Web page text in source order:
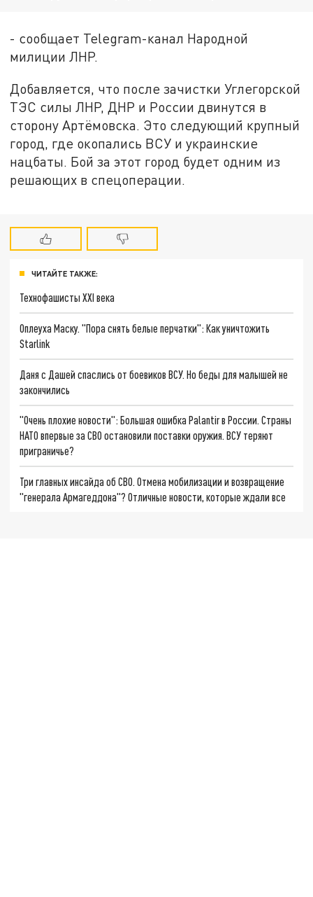
- сообщает Telegram-канал Народной
милиции ЛНР.
Добавляется, что после зачистки Углегорской
ТЭС силы ЛНР, ДНР и России двинутся в
сторону Артёмовска. Это следующий крупный
город, где окопались ВСУ и украинские
нацбаты. Бой за этот город будет одним из
решающих в спецоперации.
ЧИТАЙТЕ ТАКЖЕ:
Технофашисты XXI века
Оплеуха Маску. "Пора снять белые перчатки": Как уничтожить
Starlink
Даня с Дашей спаслись от боевиков ВСУ. Но беды для малышей не
закончились
"Очень плохие новости": Большая ошибка Palantir в России. Страны
НАТО впервые за СВО остановили поставки оружия. ВСУ теряют
приграничье?
Три главных инсайда об СВО. Отмена мобилизации и возвращение
"генерала Армагеддона"? Отличные новости, которые ждали все